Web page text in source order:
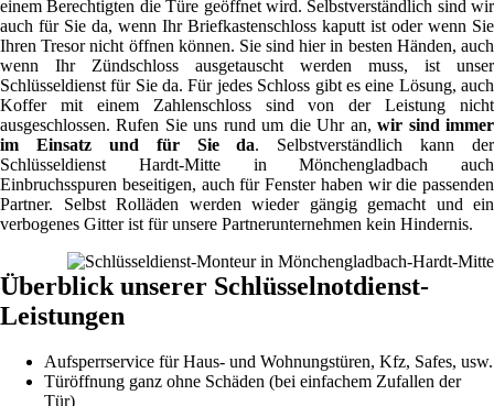
einem Berechtigten die Türe geöffnet wird. Selbstverständlich sind wir
auch für Sie da, wenn Ihr Briefkastenschloss kaputt ist oder wenn Sie
Ihren Tresor nicht öffnen können. Sie sind hier in besten Händen, auch
wenn Ihr Zündschloss ausgetauscht werden muss, ist unser
Schlüsseldienst für Sie da. Für jedes Schloss gibt es eine Lösung, auch
Koffer mit einem Zahlenschloss sind von der Leistung nicht
ausgeschlossen. Rufen Sie uns rund um die Uhr an,wir sind immer
im Einsatz und für Sie da. Selbstverständlich kann der
Schlüsseldienst Hardt-Mitte in Mönchengladbach auch
Einbruchsspuren beseitigen, auch für Fenster haben wir die passenden
Partner. Selbst Rolläden werden wieder gängig gemacht und ein
verbogenes Gitter ist für unsere Partnerunternehmen kein Hindernis.
Überblick unserer Schlüsselnotdienst-
Leistungen
Aufsperrservice für Haus- und Wohnungstüren, Kfz, Safes, usw.
Türöffnung ganz ohne Schäden (bei einfachem Zufallen der
Tür)